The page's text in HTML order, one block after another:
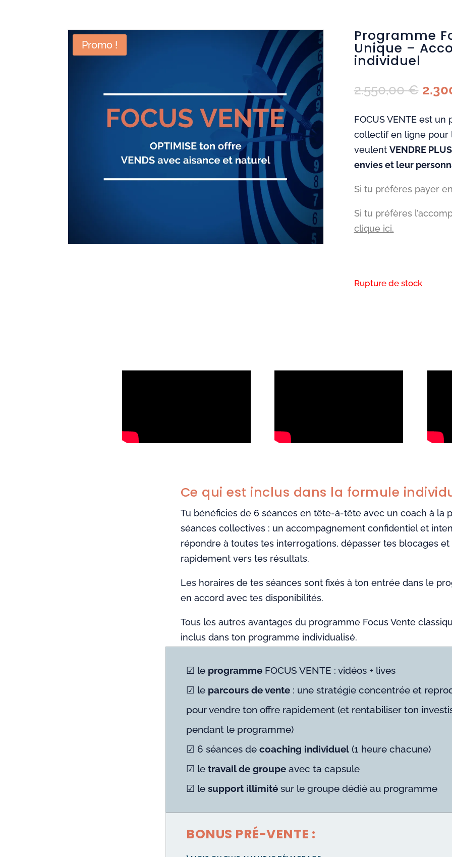
Promo !
Programme
Unique –
individuel
2.550,00€
FOCUS VENTE est
collectif en ligne pour
veulent VENDRE
envies et leur
Si tu préfères payer
Si tu préfères
clique ici.
Rupture de stock
Ce qui est inclus dans la formule
Tu bénéficies de 6 séances en tête-à-tête avec un coach à la
séances collectives : un accompagnement confidentiel et
répondre à toutes tes interrogations, dépasser tes blocages et
rapidement vers tes résultats.
Les horaires de tes séances sont fixés à ton entrée dans le
en accord avec tes disponibilités.
Tous les autres avantages du programme Focus Vente
inclus dans ton programme individualisé.
☑ le programme FOCUS VENTE : vidéos + lives
☑ le parcours de vente : une stratégie concentrée et
pour vendre ton offre rapidement (et rentabiliser ton
pendant le programme)
☑ 6 séances decoaching individuel (1 heure chacune)
☑ letravail de groupe avec ta capsule
☑ lesupport illimité sur le groupe dédié au programme
BONUS PRÉ-VENTE :